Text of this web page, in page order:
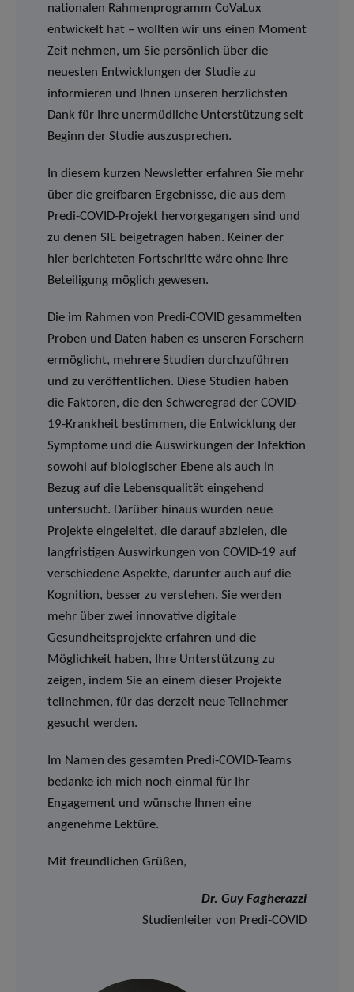
nationalen Rahmenprogramm CoVaLux
entwickelt hat – wollten wir uns einen Moment
Zeit nehmen, um Sie persönlich über die
neuesten Entwicklungen der Studie zu
informieren und Ihnen unseren herzlichsten
Dank für Ihre unermüdliche Unterstützung seit
Beginn der Studie auszusprechen.
In diesem kurzen Newsletter erfahren Sie mehr
über die greifbaren Ergebnisse, die aus dem
Predi-COVID-Projekt hervorgegangen sind und
zu denen SIE beigetragen haben. Keiner der
hier berichteten Fortschritte wäre ohne Ihre
Beteiligung möglich gewesen.
Die im Rahmen von Predi-COVID gesammelten
Proben und Daten haben es unseren Forschern
ermöglicht, mehrere Studien durchzuführen
und zu veröffentlichen. Diese Studien haben
die Faktoren, die den Schweregrad der COVID-
19-Krankheit bestimmen, die Entwicklung der
Symptome und die Auswirkungen der Infektion
sowohl auf biologischer Ebene als auch in
Bezug auf die Lebensqualität eingehend
untersucht. Darüber hinaus wurden neue
Projekte eingeleitet, die darauf abzielen, die
langfristigen Auswirkungen von COVID-19 auf
verschiedene Aspekte, darunter auch auf die
Kognition, besser zu verstehen. Sie werden
mehr über zwei innovative digitale
Gesundheitsprojekte erfahren und die
Möglichkeit haben, Ihre Unterstützung zu
zeigen, indem Sie an einem dieser Projekte
teilnehmen, für das derzeit neue Teilnehmer
gesucht werden.
Im Namen des gesamten Predi-COVID-Teams
bedanke ich mich noch einmal für Ihr
Engagement und wünsche Ihnen eine
angenehme Lektüre.
Mit freundlichen Grüßen,
Dr. Guy Fagherazzi
Studienleiter von Predi-COVID